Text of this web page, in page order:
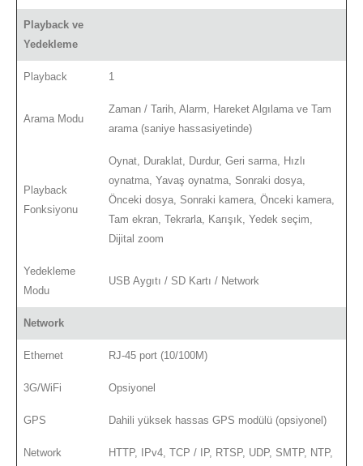
Playback ve
Yedekleme
Playback 1
Arama Modu
Zaman / Tarih, Alarm, Hareket Algılama ve Tam
arama (saniye hassasiyetinde)
Playback
Fonksiyonu
Oynat, Duraklat, Durdur, Geri sarma, Hızlı
oynatma, Yavaş oynatma, Sonraki dosya,
Önceki dosya, Sonraki kamera, Önceki kamera,
Tam ekran, Tekrarla, Karışık, Yedek seçim,
Dijital zoom
Yedekleme
Modu
USB Aygıtı / SD Kartı / Network
Network
Ethernet RJ-45 port (10/100M)
3G/WiFi Opsiyonel
GPS Dahili yüksek hassas GPS modülü (opsiyonel)
Network HTTP, IPv4, TCP / IP, RTSP, UDP, SMTP, NTP,